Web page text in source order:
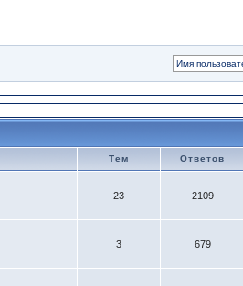
Тем Ответов
23 2109
3 679